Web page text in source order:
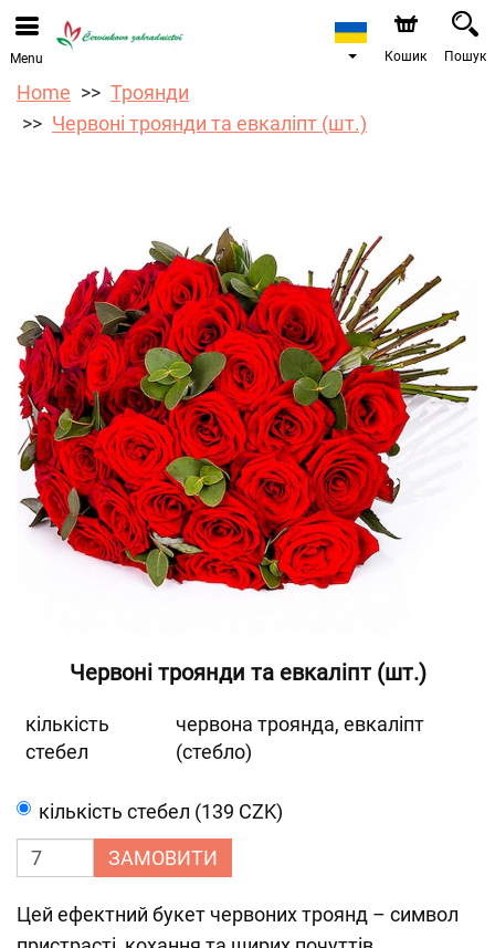
Ми приймаємо замовлення через наш інтернет-
магазин. Найближча можлива дата доставки —
12.08.2026 у зв’язку з відпусткою.
Menu Кошик Пошук
Home
Троянди
Червоні троянди та евкаліпт (шт.)
Червоні троянди та евкаліпт (шт.)
кількість
стебел
червона троянда, евкаліпт
(стебло)
кількість стебел (139 CZK)
ЗАМОВИТИ
Цей ефектний букет червоних троянд – символ